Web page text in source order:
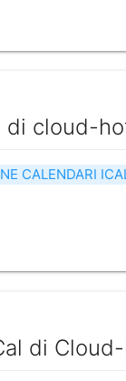
di cloud-
CALENDARI
di